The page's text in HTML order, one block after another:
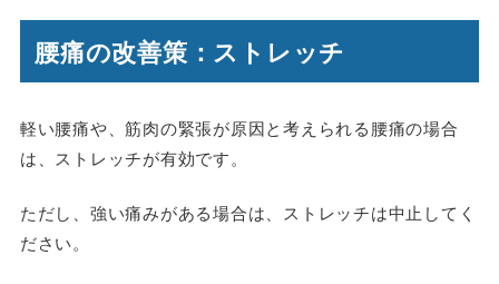
腰痛の改善策：ストレッチ
軽い腰痛や、筋肉の緊張が原因と考えられる腰痛の場合
は、ストレッチが有効です。
ただし、強い痛みがある場合は、ストレッチは中止してく
ださい。